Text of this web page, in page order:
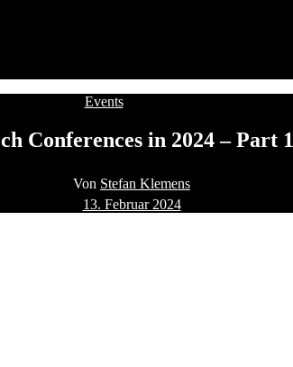
Kategorien
Events
Conferences in 2024 – Part 1
Beitragsautor
Von Stefan Klemens
Beitragsdatum
13. Februar 2024